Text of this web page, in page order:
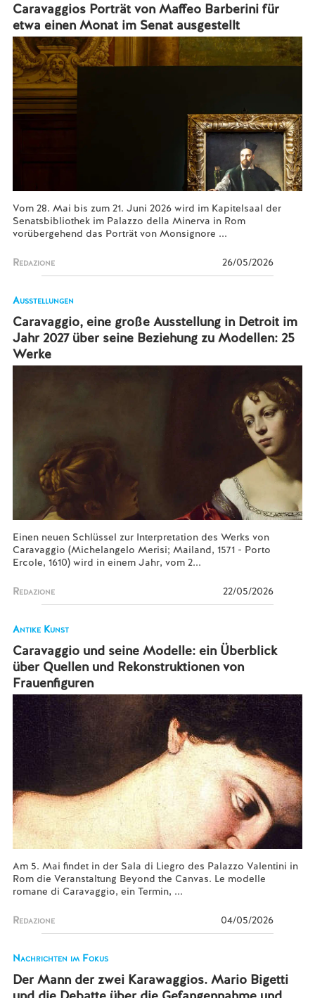
Caravaggios Porträt von Maffeo Barberini für
etwa einen Monat im Senat ausgestellt
Vom 28. Mai bis zum 21. Juni 2026 wird im Kapitelsaal der
Senatsbibliothek im Palazzo della Minerva in Rom
vorübergehend das Porträt von Monsignore ...
Redazione 26/05/2026
Ausstellungen
Caravaggio, eine große Ausstellung in Detroit im
Jahr 2027 über seine Beziehung zu Modellen: 25
Werke
Einen neuen Schlüssel zur Interpretation des Werks von
Caravaggio (Michelangelo Merisi; Mailand, 1571 - Porto
Ercole, 1610) wird in einem Jahr, vom 2...
Redazione 22/05/2026
Antike Kunst
Caravaggio und seine Modelle: ein Überblick
über Quellen und Rekonstruktionen von
Frauenfiguren
Am 5. Mai findet in der Sala di Liegro des Palazzo Valentini in
Rom die Veranstaltung Beyond the Canvas. Le modelle
romane di Caravaggio, ein Termin, ...
Redazione 04/05/2026
Nachrichten im Fokus
Der Mann der zwei Karawaggios. Mario Bigetti